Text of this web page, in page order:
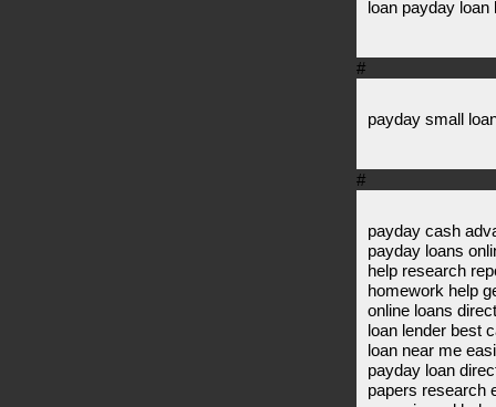
loan payday loan
#
payday small
#
payday cash
payday loans
help research
homework help
online loans
loan lender best
loan near me
payday loan
papers research